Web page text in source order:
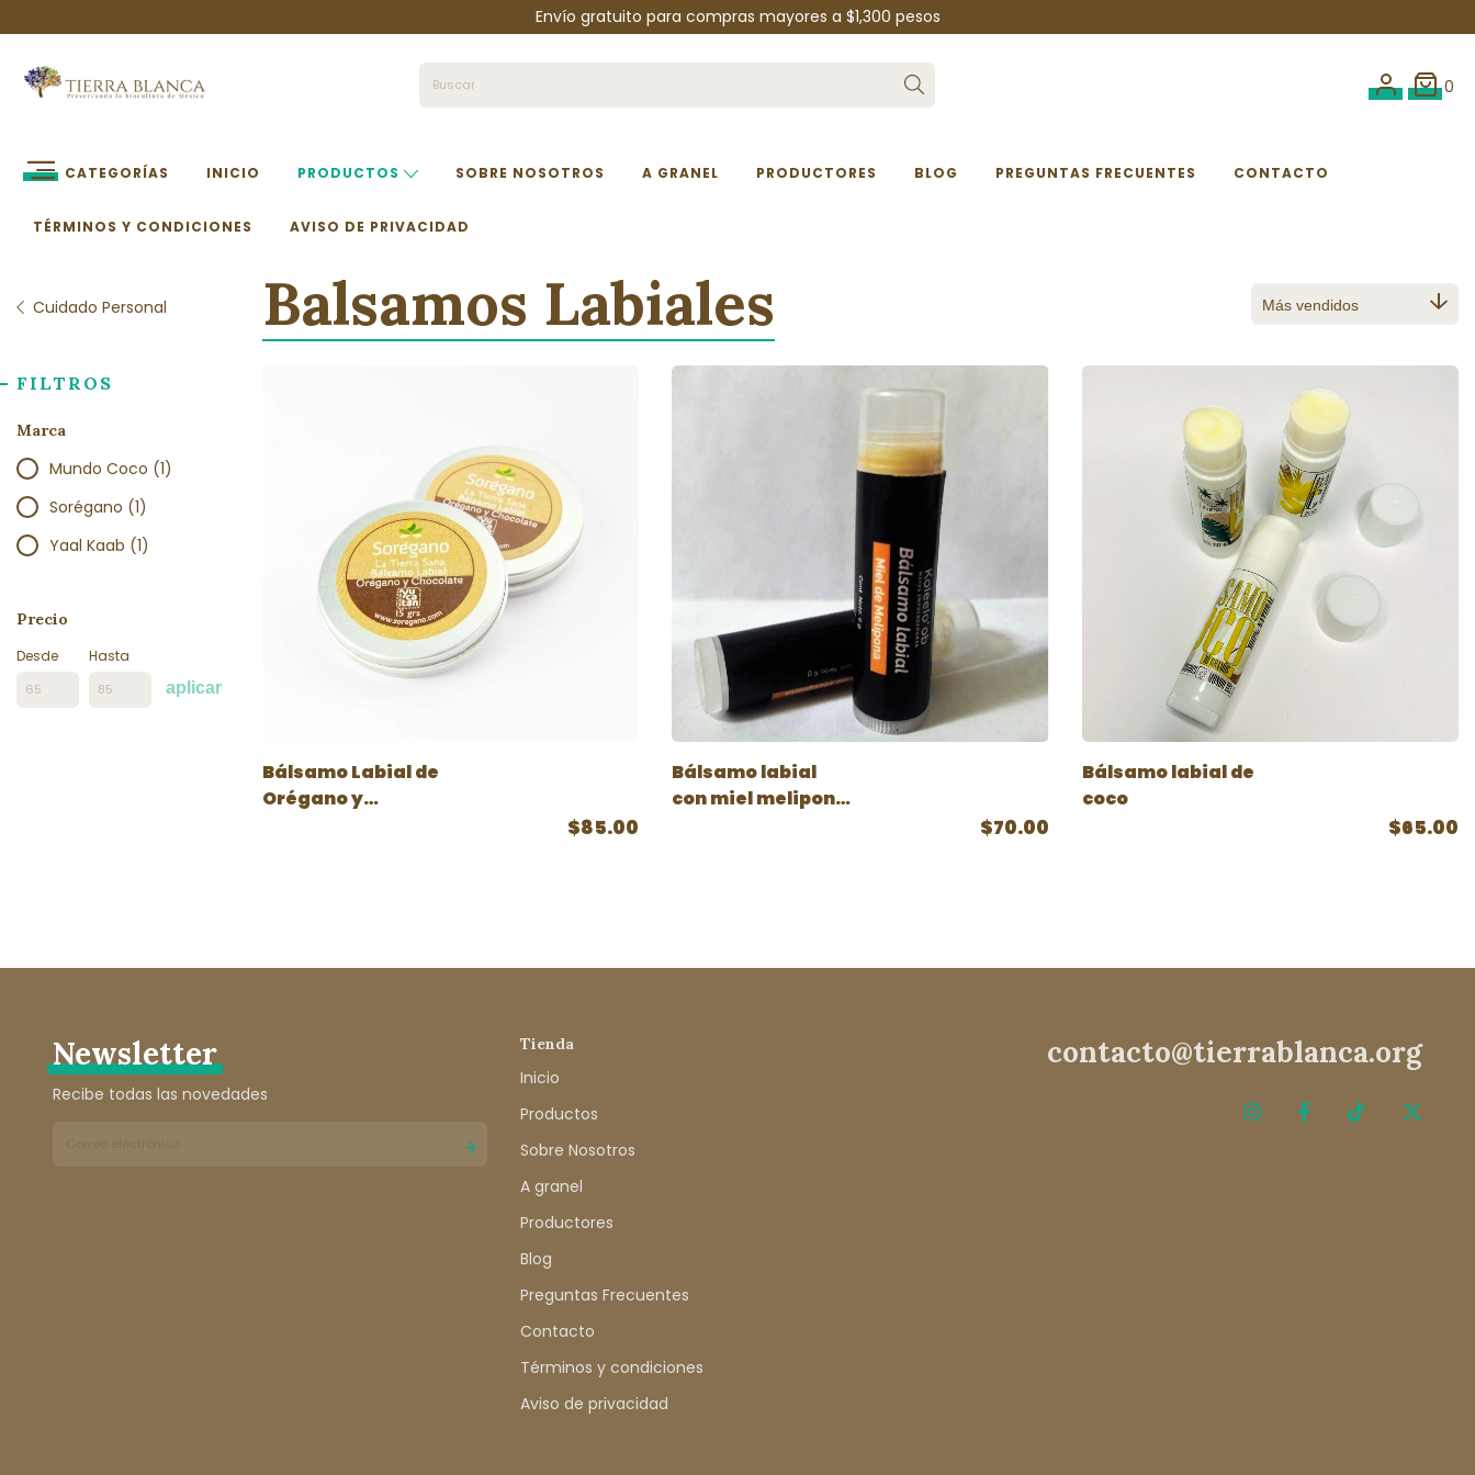
Envío gratuito para compras mayores a $1,300 pesos
0
CATEGORÍAS INICIO PRODUCTOS SOBRE NOSOTROS A GRANEL PRODUCTORES BLOG PREGUNTAS FRECUENTES CONTACTO
TÉRMINOS Y CONDICIONES AVISO DE PRIVACIDAD
Cuidado Personal
FILTROS
Marca
Mundo Coco (1)
Sorégano (1)
Yaal Kaab (1)
Precio
Desde
Hasta
aplicar
Balsamos Labiales
Bálsamo Labial de
Orégano y
$85.00
Bálsamo labial
con miel melipona
$70.00
Bálsamo labial de
coco
$65.00
Newsletter
Recibe todas las novedades
Tienda
Inicio
Productos
Sobre Nosotros
A granel
Productores
Blog
Preguntas Frecuentes
Contacto
Términos y condiciones
Aviso de privacidad
contacto@tierrablanca.org